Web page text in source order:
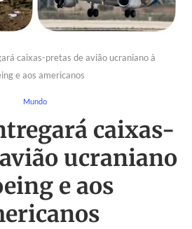
caixas-pretas de avião ucraniano à
e aos americanos
Mundo
caixas-
ucraniano
e aos